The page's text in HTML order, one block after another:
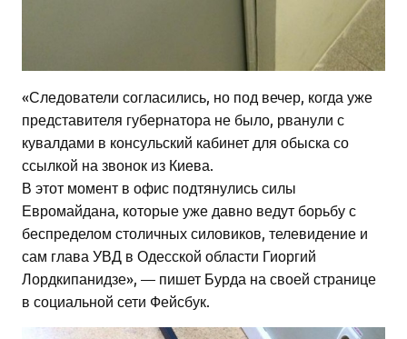
«Следователи согласились, но под вечер, когда уже
представителя губернатора не было, рванули с
кувалдами в консульский кабинет для обыска со
ссылкой на звонок из Киева.
В этот момент в офис подтянулись силы
Евромайдана, которые уже давно ведут борьбу с
беспределом столичных силовиков, телевидение и
сам глава УВД в Одесской области Гиоргий
Лордкипанидзе», — пишет Бурда на своей странице
в социальной сети Фейсбук.